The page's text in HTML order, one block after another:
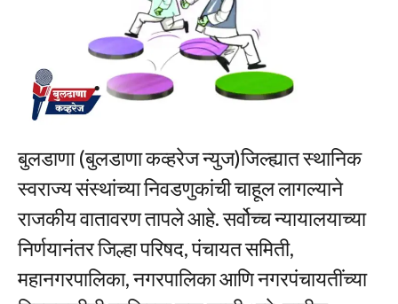
बुलडाणा (बुलडाणा कव्हरेज न्युज)जिल्ह्यात स्थानिक
स्वराज्य संस्थांच्या निवडणुकांची चाहूल लागल्याने
राजकीय वातावरण तापले आहे. सर्वोच्च न्यायालयाच्या
निर्णयानंतर जिल्हा परिषद, पंचायत समिती,
महानगरपालिका, नगरपालिका आणि नगरपंचायतींच्या